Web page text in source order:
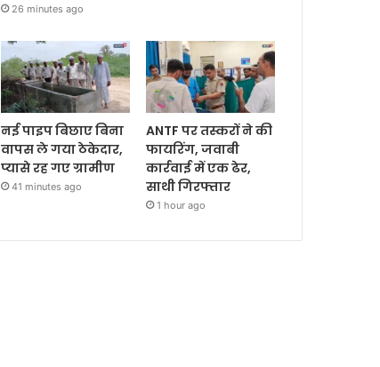
26 minutes ago
नई पाइप बिछाए बिना
वापस ले गया ठेकेदार,
प्यासे रह गए ग्रामीण
41 minutes ago
ANTF पर तस्करों ने की
फायरिंग, जवाबी
कार्रवाई में एक ढेर,
साथी गिरफ्तार
1 hour ago